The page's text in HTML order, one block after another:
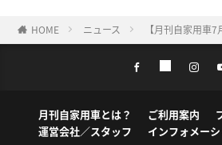
HOME ニュース 【月刊自家用車
月刊自家用車とは？ ご利用案内
運営会社／スタッフ
インフォメー